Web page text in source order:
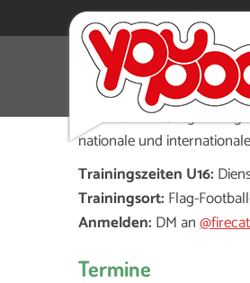
Die Fire Cats Flag
Mädchen und Jungs sind
nationale und
Trainingszeiten U16:
Trainingsort: Flag-
Anmelden: DM an
Termine